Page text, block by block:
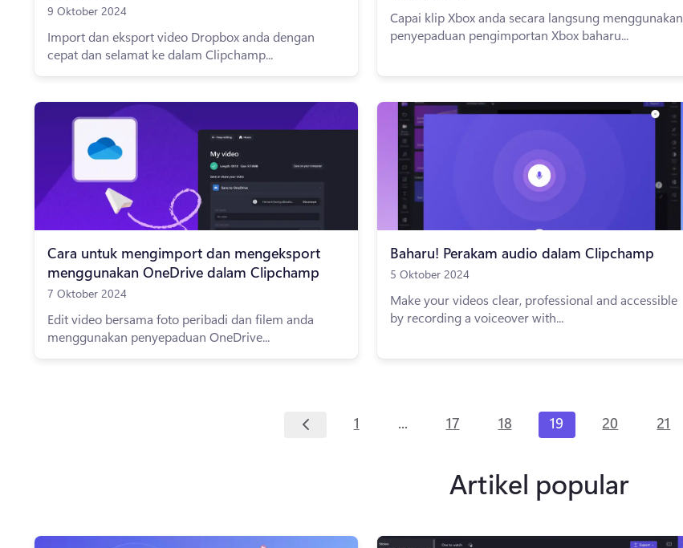
9 Oktober 2024
Import dan eksport video Dropbox anda dengan
cepat dan selamat ke dalam Clipchamp...
Capai klip Xbox anda secara langsung menggunakan
penyepaduan pengimportan Xbox baharu...
Cara untuk mengimport dan mengeksport
menggunakan OneDrive dalam Clipchamp
7 Oktober 2024
Edit video bersama foto peribadi dan filem anda
menggunakan penyepaduan OneDrive...
Baharu! Perakam audio dalam Clipchamp
5 Oktober 2024
Make your videos clear, professional and accessible
by recording a voiceover with...
1 ... 17 18 19 20 21
Artikel popular